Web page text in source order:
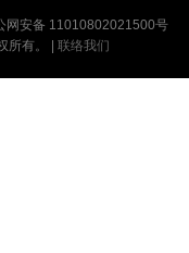
网安备 11010802021500号
所有。 | 联络我们